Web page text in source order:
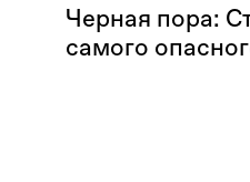
Черная пора:
самого